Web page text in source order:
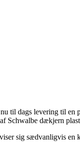
til dags levering til
Schwalbe dækjern
sig sædvanligvis en